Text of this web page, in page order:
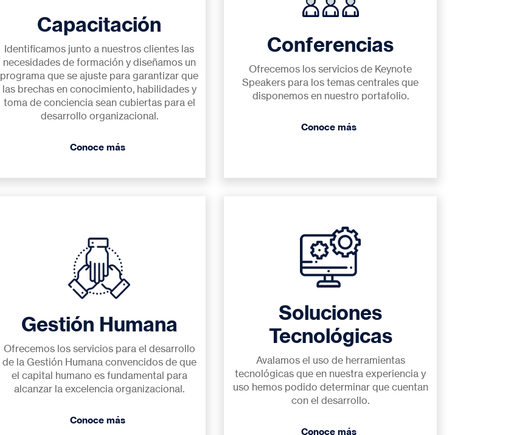
Capacitación
Identificamos junto a nuestros clientes las
necesidades de formación y diseñamos un
programa que se ajuste para garantizar que
las brechas en conocimiento, habilidades y
toma de conciencia sean cubiertas para el
desarrollo organizacional.
Conoce más
Conferencias
Ofrecemos los servicios de Keynote
Speakers para los temas centrales que
disponemos en nuestro portafolio.
Conoce más
Gestión Humana
Ofrecemos los servicios para el desarrollo
de la Gestión Humana convencidos de que
el capital humano es fundamental para
alcanzar la excelencia organizacional.
Conoce más
Soluciones
Tecnológicas
Avalamos el uso de herramientas
tecnológicas que en nuestra experiencia y
uso hemos podido determinar que cuentan
con el desarrollo.
Conoce más